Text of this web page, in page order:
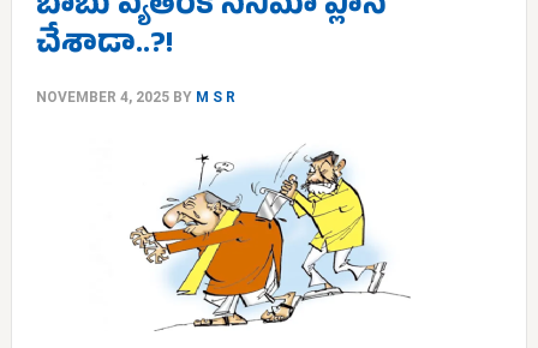
చేశాడా..?!
NOVEMBER 4, 2025BY M S R